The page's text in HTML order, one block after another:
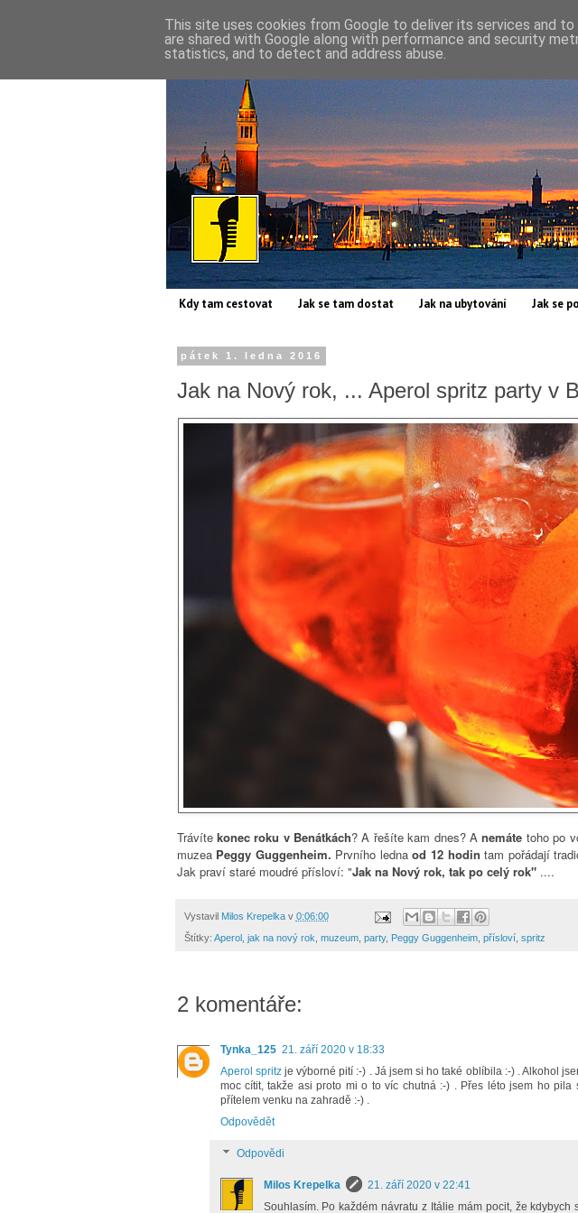
Kdy tam cestovat Jak se tam dostat Jak na ubytování Jak se
pátek 1. ledna 2016
Jak na Nový rok, ... Aperol spritz party v
Trávíte konec roku v Benátkách? A řešíte kam dnes? Anemáte toho po
muzea Peggy Guggenheim. Prvního lednaod 12 hodin tam pořádají
Jak praví staré moudré přísloví: "Jak na Nový rok, tak po celý rok"....
Vystavil Milos Krepelka v 0:06:00
Štítky: Aperol jak na nový rok muzeum, party, Peggy Guggenheim, přísloví spritz
2 komentáře:
Tynka_125 21. září 2020 v 18:33
Aperol spritzje výborné pití :-) . Já jsem si ho také oblíbila :-) . Alkohol
moc cítit, takže asi proto mi o to víc chutná :-) . Přes léto jsem ho pila
přítelem venku na zahradě :-) .
Odpovědět
Odpovědi
Milos Krepelka
21. září 2020 v 22:41
Souhlasím. Po každém návratu z Itálie mám pocit, že kdybych
This site uses cookies from Google to deliver its services and
are shared with Google along with performance and security
statistics, and to detect and address abuse.